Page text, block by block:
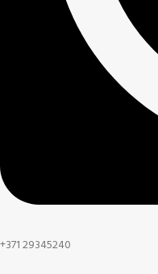
+371 29345240